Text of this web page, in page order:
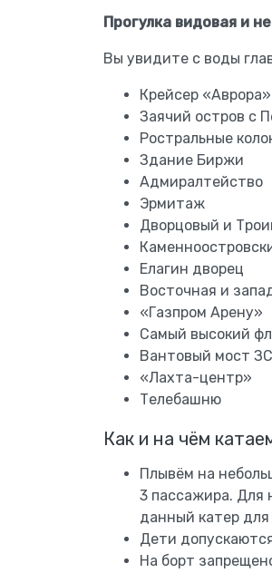
Прогулка видовая и
Вы увидите с воды
Крейсер «Аврора»
Заячий остров с
Ростральные
Здание Биржи
Адмиралтейство
Эрмитаж
Дворцовый и
Елагин дворец
Восточная и
«Газпром Арену»
Самый высокий
Вантовый мост
«Лахта-центр»
Телебашню
Как и на чём
Плывём на
3 пассажира. Для
данный катер для
Дети
На борт